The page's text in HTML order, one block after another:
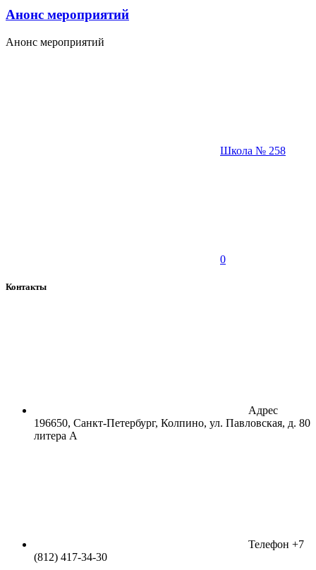
Анонс мероприятий
Анонс мероприятий
Школа № 258
0
Контакты
Адрес
196650, Санкт-Петербург, Колпино, ул. Павловская, д. 80
литера А
Телефон +7
(812) 417-34-30